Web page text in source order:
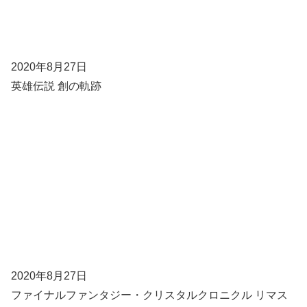
2020年8月27日
英雄伝説 創の軌跡
2020年8月27日
ファイナルファンタジー・クリスタルクロニクル リマス